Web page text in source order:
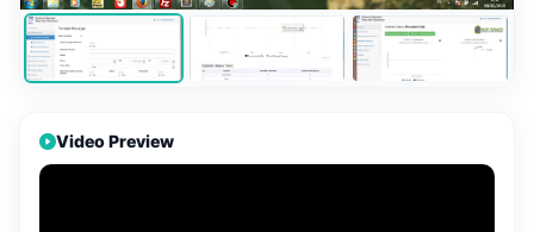
Video Preview